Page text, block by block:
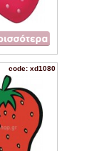
code: xd1080